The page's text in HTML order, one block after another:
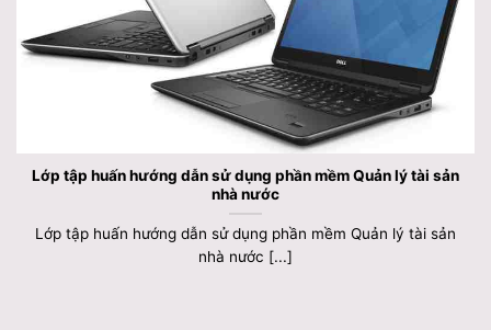
Lớp tập huấn hướng dẫn sử dụng phần mềm Quản lý tài sản
nhà nước
Lớp tập huấn hướng dẫn sử dụng phần mềm Quản lý tài sản
nhà nước [...]